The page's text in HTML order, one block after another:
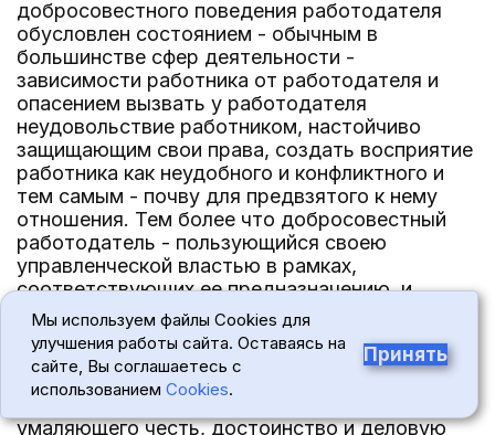
добросовестного поведения работодателя
обусловлен состоянием - обычным в
большинстве сфер деятельности -
зависимости работника от работодателя и
опасением вызвать у работодателя
неудовольствие работником, настойчиво
защищающим свои права, создать восприятие
работника как неудобного и конфликтного и
тем самым - почву для предвзятого к нему
отношения. Тем более что добросовестный
работодатель - пользующийся своею
управленческой властью в рамках,
соответствующих ее предназначению, и
проявляющий заботу о чести, достоинстве и
деловой репутации работника, особенно когда
на формирование представлений о таковых
повлияли действия самого работодателя, -
умаляющего честь, достоинство и деловую
Мы используем файлы Cookies для
улучшения работы сайта. Оставаясь на
сайте, Вы соглашаетесь с
использованием Cookies.
Принять